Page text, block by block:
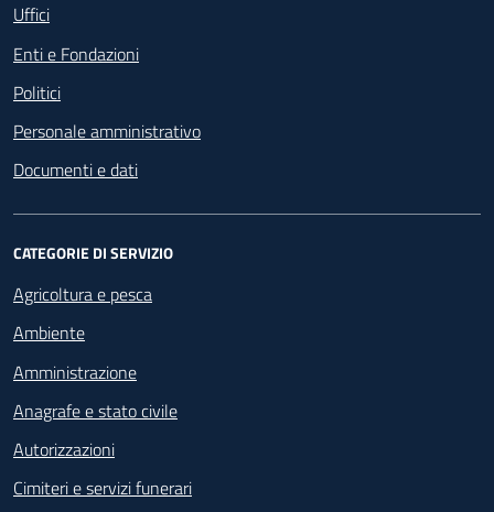
Uffici
Enti e Fondazioni
Politici
Personale amministrativo
Documenti e dati
CATEGORIE DI SERVIZIO
Agricoltura e pesca
Ambiente
Amministrazione
Anagrafe e stato civile
Autorizzazioni
Cimiteri e servizi funerari